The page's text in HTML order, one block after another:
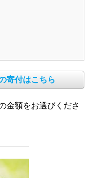
寄付はこちら
金額をお選びくださ